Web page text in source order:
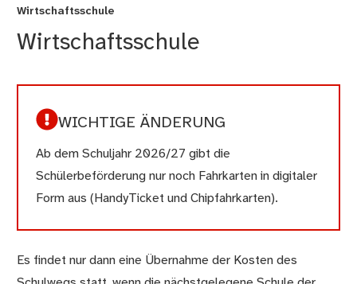
Wirtschaftsschule
Wirtschaftsschule
WICHTIGE ÄNDERUNG
Ab dem Schuljahr 2026/27 gibt die
Schülerbeförderung nur noch Fahrkarten in digitaler
Form aus (HandyTicket und Chipfahrkarten).
Es findet nur dann eine Übernahme der Kosten des